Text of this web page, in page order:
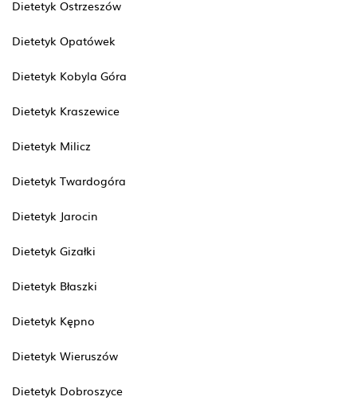
Dietetyk Ostrzeszów
Dietetyk Opatówek
Dietetyk Kobyla Góra
Dietetyk Kraszewice
Dietetyk Milicz
Dietetyk Twardogóra
Dietetyk Jarocin
Dietetyk Gizałki
Dietetyk Błaszki
Dietetyk Kępno
Dietetyk Wieruszów
Dietetyk Dobroszyce